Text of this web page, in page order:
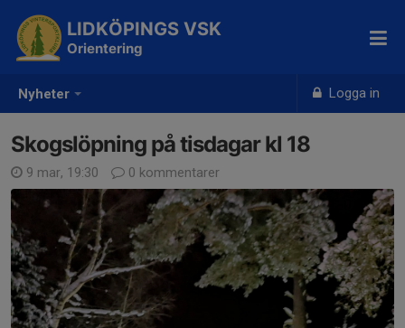
Nyheter Logga in
LIDKÖPINGS VSK
Orientering
Skogslöpning på tisdagar kl 18
9 mar, 19:30 0 kommentarer